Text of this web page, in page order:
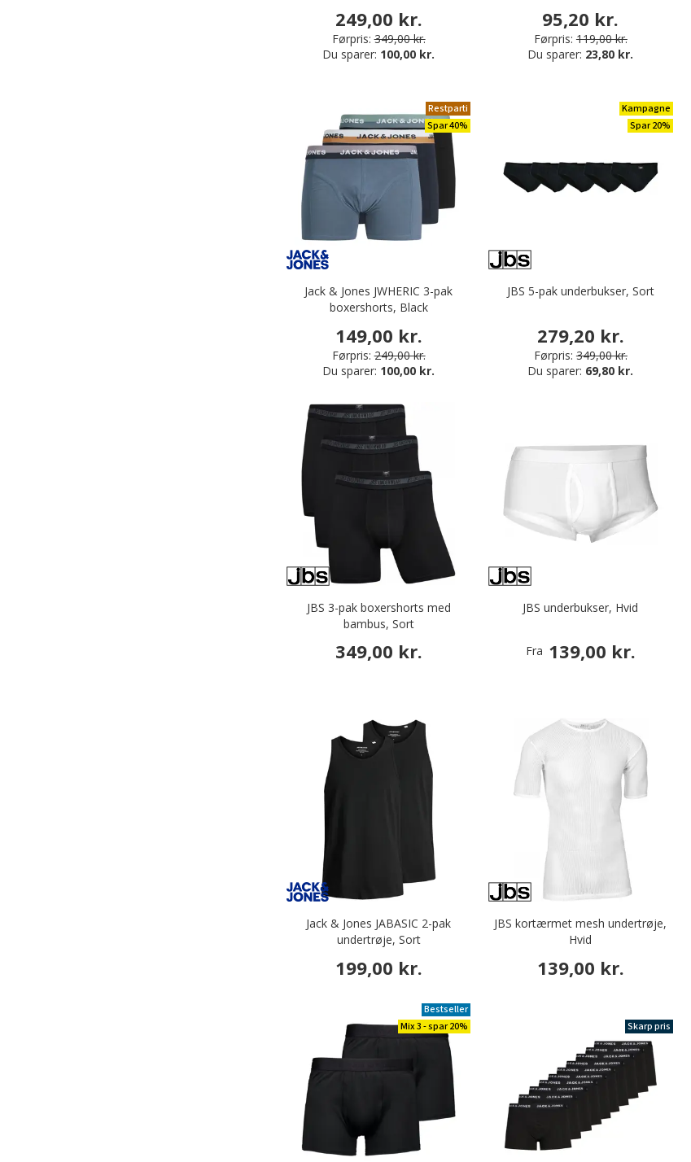
249,00 kr.
Førpris: 349,00 kr.
Du sparer: 100,00 kr.
95,20 kr.
Førpris: 119,00 kr.
Du sparer: 23,80 kr.
Restparti
Spar 40%
Jack & Jones JWHERIC 3-pak
boxershorts, Black
149,00 kr.
Førpris: 249,00 kr.
Du sparer: 100,00 kr.
Kampagne
Spar 20%
JBS 5-pak underbukser, Sort
279,20 kr.
Førpris: 349,00 kr.
Du sparer: 69,80 kr.
JBS 3-pak boxershorts med
bambus, Sort
349,00 kr.
JBS underbukser, Hvid
Fra 139,00 kr.
Jack & Jones JABASIC 2-pak
undertrøje, Sort
199,00 kr.
JBS kortærmet mesh undertrøje,
Hvid
139,00 kr.
Bestseller
Mix 3 - spar 20%
Skarp pris